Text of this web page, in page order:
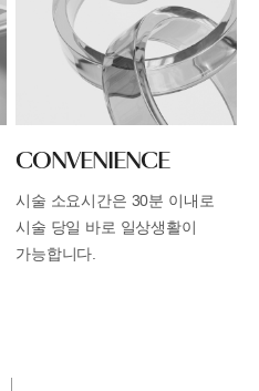
CONVENIENCE
시술 소요시간은 30분 이내로
시술 당일 바로 일상생활이
가능합니다.